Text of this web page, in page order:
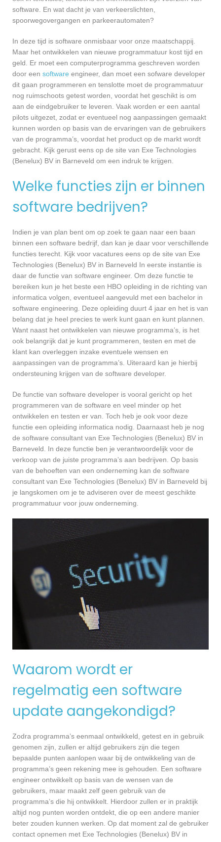
software. En wat dacht je van verkeerslichten,
spoorwegovergangen en parkeerautomaten?
In deze tijd is software onmisbaar voor onze maatschappij.
Maar het ontwikkelen van nieuwe programmatuur kost tijd en
geld. Er moet een computerprogramma geschreven worden
door een software engineer, dan moet een sofware developer
dit gaan programmeren en tenslotte moet de programmatuur
nog ruimschoots getest worden, voordat het geschikt is om
aan de eindgebruiker te leveren. Vaak worden er een aantal
pilots uitgezet, zodat er eventueel nog aanpassingen gemaakt
kunnen worden op basis van de ervaringen van de gebruikers
van de programma’s, voordat het product op de markt wordt
gebracht. Kijk gerust eens op de site van Exe Technologies
(Benelux) BV in Barneveld om een indruk te krijgen.
Welke functies zijn er binnen
software bedrijven?
Indien je van plan bent om op zoek te gaan naar een baan
binnen een software bedrijf, dan kan je daar voor verschillende
functies terecht. Kijk voor vacatures eens op de site van Exe
Technologies (Benelux) BV in Barneveld In eerste instantie is
daar de functie van software engineer. Om deze functie te
bereiken kun je het beste een HBO opleiding in de richting van
informatica volgen, eventueel aangevuld met een bachelor in
software engineering. Deze opleiding duurt 4 jaar en het is van
belang dat je heel precies te werk kunt gaan en kunt plannen.
Want naast het ontwikkelen van nieuwe programma’s, is het
ook belangrijk dat je kunt programmeren, testen en met de
klant kan overleggen inzake eventuele wensen en
aanpassingen van de programma’s. Uiteraard kan je hierbij
ondersteuning krijgen van de software developer.
De functie van software developer is vooral gericht op het
programmeren van de software en veel minder op het
ontwikkelen en testen er van. Toch heb je ook voor deze
functie een opleiding informatica nodig. Daarnaast heb je nog
de software consultant van Exe Technologies (Benelux) BV in
Barneveld. In deze functie ben je verantwoordelijk voor de
verkoop van de juiste programma’s aan bedrijven. Op basis
van de behoeften van een onderneming kan de software
consultant van Exe Technologies (Benelux) BV in Barneveld bij
je langskomen om je te adviseren over de meest geschikte
programmatuur voor jouw onderneming.
Waarom wordt er
regelmatig een software
update aangekondigd?
Zodra programma’s eenmaal ontwikkeld, getest en in gebruik
genomen zijn, zullen er altijd gebruikers zijn die tegen
bepaalde punten aanlopen waar bij de ontwikkeling van de
programma’s geen rekening mee is gehouden. Een software
engineer ontwikkelt op basis van de wensen van de
gebruikers, maar maakt zelf geen gebruik van de
programma’s die hij ontwikkelt. Hierdoor zullen er in praktijk
altijd nog punten worden ontdekt, die op een andere manier
beter zouden kunnen werken. Op dat moment zal de gebruiker
contact opnemen met Exe Technologies (Benelux) BV in